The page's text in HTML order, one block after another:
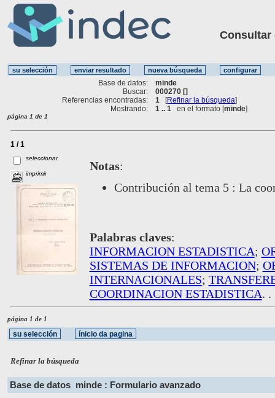
Consultar
Base de datos:
minde
Buscar:
000270 []
Referencias encontradas:
1 [Refinar la búsqueda]
Mostrando:
1 .. 1 en el formato [minde]
página 1 de 1
1 / 1
seleccionar
imprimir
Notas:
Contribución al tema 5 : La
Palabras claves:
INFORMACION ESTADISTICA;
SISTEMAS DE INFORMACION;
INTERNACIONALES;
COORDINACION ESTADISTICA. .
página 1 de 1
Refinar la búsqueda
Base de datos minde : Formulario avanzado